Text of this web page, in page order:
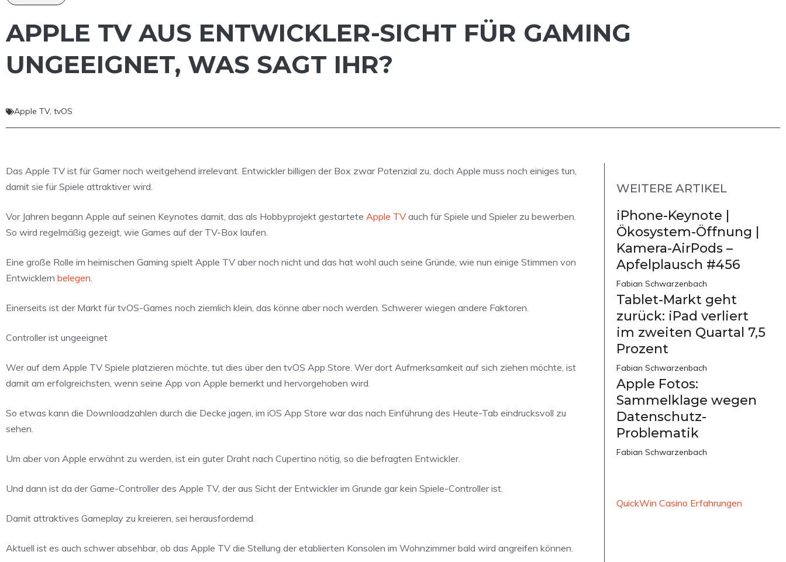
APPLE TV AUS ENTWICKLER-SICHT FÜR GAMING
UNGEEIGNET, WAS SAGT IHR?
Apple TV, tvOS
Das Apple TV ist für Gamer noch weitgehend irrelevant. Entwickler billigen der Box zwar Potenzial zu, doch Apple muss noch einiges tun,
damit sie für Spiele attraktiver wird.
Vor Jahren begann Apple auf seinen Keynotes damit, das als Hobbyprojekt gestartete Apple TV auch für Spiele und Spieler zu bewerben.
So wird regelmäßig gezeigt, wie Games auf der TV-Box laufen.
Eine große Rolle im heimischen Gaming spielt Apple TV aber noch nicht und das hat wohl auch seine Gründe, wie nun einige Stimmen von
Entwicklern belegen.
Einerseits ist der Markt für tvOS-Games noch ziemlich klein, das könne aber noch werden. Schwerer wiegen andere Faktoren.
Controller ist ungeeignet
Wer auf dem Apple TV Spiele platzieren möchte, tut dies über den tvOS App Store. Wer dort Aufmerksamkeit auf sich ziehen möchte, ist
damit am erfolgreichsten, wenn seine App von Apple bemerkt und hervorgehoben wird.
So etwas kann die Downloadzahlen durch die Decke jagen, im iOS App Store war das nach Einführung des Heute-Tab eindrucksvoll zu
sehen.
Um aber von Apple erwähnt zu werden, ist ein guter Draht nach Cupertino nötig, so die befragten Entwickler.
Und dann ist da der Game-Controller des Apple TV, der aus Sicht der Entwickler im Grunde gar kein Spiele-Controller ist.
Damit attraktives Gameplay zu kreieren, sei herausfordernd.
Aktuell ist es auch schwer absehbar, ob das Apple TV die Stellung der etablierten Konsolen im Wohnzimmer bald wird angreifen können.
WEITERE ARTIKEL
iPhone-Keynote |
Ökosystem-Öffnung |
Kamera-AirPods –
Apfelplausch #456
Fabian Schwarzenbach
Tablet-Markt geht
zurück: iPad verliert
im zweiten Quartal 7,5
Prozent
Fabian Schwarzenbach
Apple Fotos:
Sammelklage wegen
Datenschutz-
Problematik
Fabian Schwarzenbach
QuickWin Casino Erfahrungen